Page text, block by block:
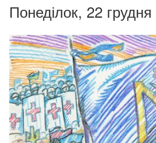
Понеділок, 22